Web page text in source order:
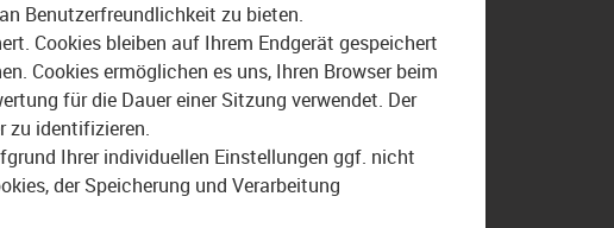
bezirk Oberfranken
Henry Schramm
Landkreis Coburg
Volksmusik
Benutzerfreundlichkeit zu bieten.
Cookies bleiben auf Ihrem Endgerät gespeichert
Cookies ermöglichen es uns, Ihren Browser beim
für die Dauer einer Sitzung verwendet. Der
zu identifizieren.
Ihrer individuellen Einstellungen ggf. nicht
der Speicherung und Verarbeitung